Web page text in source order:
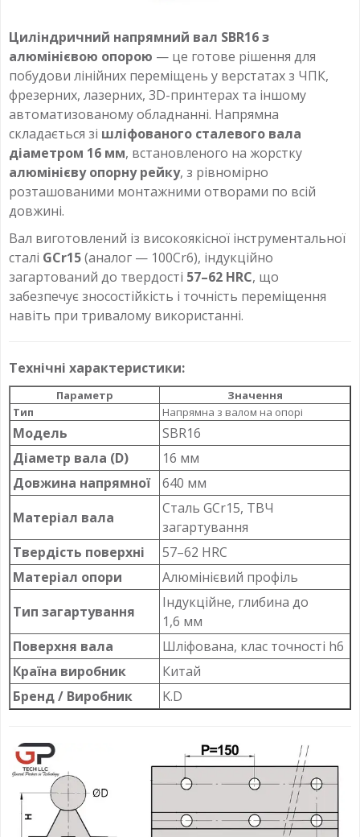
Циліндричний напрямний вал SBR16 з
алюмінієвою опорою — це готове рішення для
побудови лінійних переміщень у верстатах з ЧПК,
фрезерних, лазерних, 3D-принтерах та іншому
автоматизованому обладнанні. Напрямна
складається зі шліфованого сталевого вала
діаметром 16 мм, встановленого на жорстку
алюмінієву опорну рейку, з рівномірно
розташованими монтажними отворами по всій
довжині.
Вал виготовлений із високоякісної інструментальної
сталі GCr15(аналог — 100Cr6), індукційно
загартований до твердості 57–62 HRC, що
забезпечує зносостійкість і точність переміщення
навіть при тривалому використанні.
Технічні характеристики:
Параметр
Значення
Тип
Напрямна з валом на опорі
Модель
SBR16
Діаметр вала (D)
16 мм
Довжина напрямної
640 мм
Матеріал вала
Сталь GCr15, ТВЧ
загартування
Твердість поверхні
57–62 HRC
Матеріал опори
Алюмінієвий профіль
Тип загартування
Індукційне, глибина до
1,6 мм
Поверхня вала
Шліфована, клас точності h6
Країна виробник
Китай
Бренд / Виробник
K.D